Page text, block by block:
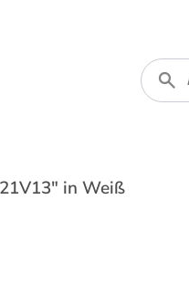
in Weiß